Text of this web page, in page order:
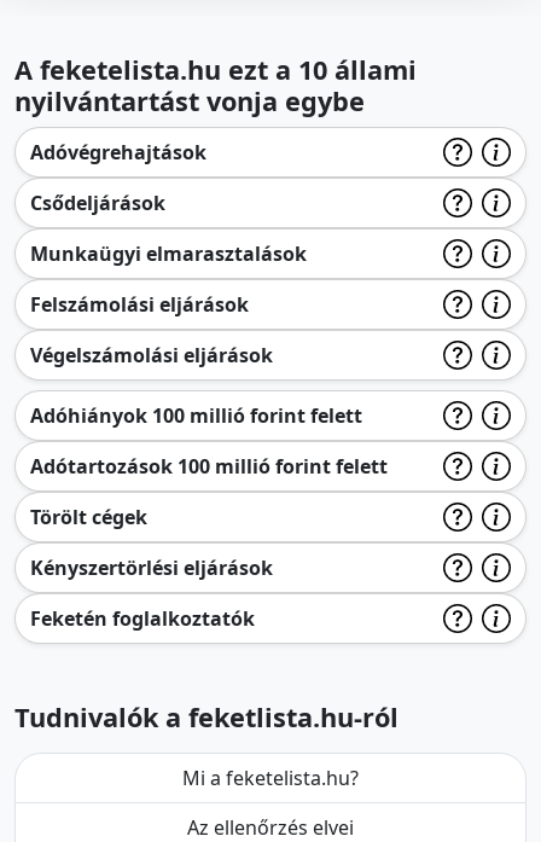
A feketelista.hu ezt a 10 állami
nyilvántartást vonja egybe
Adóvégrehajtások
Csődeljárások
Munkaügyi elmarasztalások
Felszámolási eljárások
Végelszámolási eljárások
Adóhiányok 100 millió forint felett
Adótartozások 100 millió forint felett
Törölt cégek
Kényszertörlési eljárások
Feketén foglalkoztatók
Tudnivalók a feketlista.hu-ról
Mi a feketelista.hu?
Az ellenőrzés elvei